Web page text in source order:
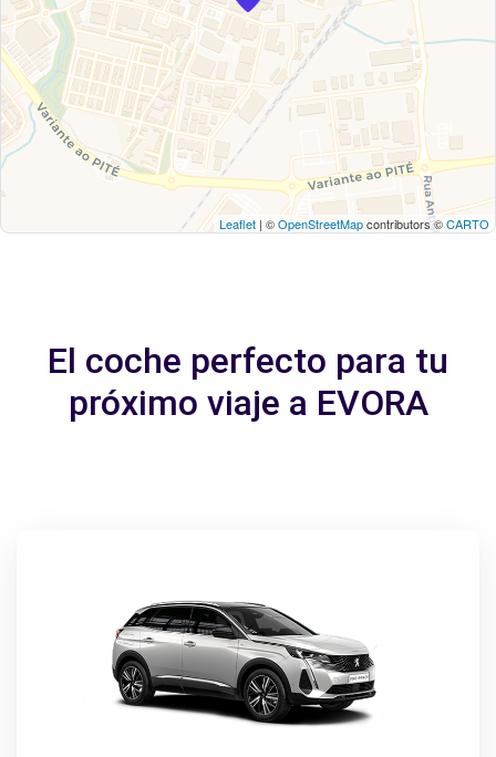
Leaflet | ©OpenStreetMapcontributors ©CARTO
El coche perfecto para tu
próximo viaje a EVORA